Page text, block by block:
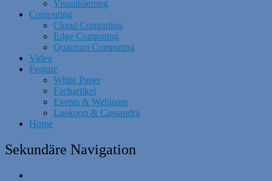
Visualisierung
Computing
Cloud Computing
Edge Computing
Quantum Computing
Video
Feature
White Paper
Fachartikel
Events & Webinare
Laokoon & Cassandra
Home
Sekundäre Navigation